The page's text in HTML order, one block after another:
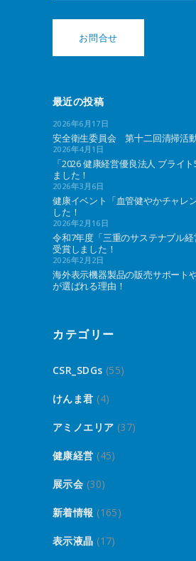
お問合せ
最近の投稿
2026年6月17日
安全衛生委員会 第十二回清掃活
2026年4月1日
「2026 健康経営優良法人 ブライ
ました！
2026年3月6日
健康イベント「血管健やかチャレ
した！
2026年2月16日
令和7年度「三重のサステナブル
受賞しました！
2026年2月2日
海外表示機器製品の販売サポート
が選ばれる理由！
カテゴリー
CSR_SDGs (55)
けんま君 (4)
アミノエリア (37)
健康経営 (45)
展示会 (30)
新着情報 (165)
表示液晶 (17)